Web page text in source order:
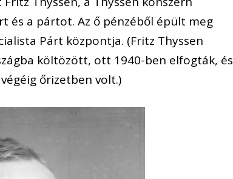
és a pártot. Az ő pénzéből épült meg
Párt központja. (Fritz Thyssen
költözött, ott 1940-ben elfogták, és
őrizetben volt.)